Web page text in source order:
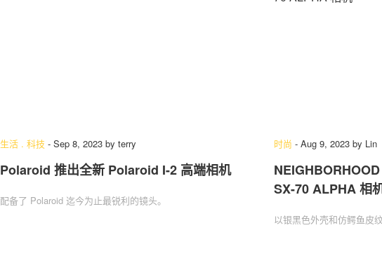
生活 . 科技 - Sep 8, 2023 by terry
Polaroid 推出全新 Polaroid I-2 高端相机
配备了 Polaroid 迄今为止最锐利的镜头。
时尚 - Aug 9, 2023 by Lin
SX-70 ALPHA 相
以银黑色外壳和仿鳄鱼皮